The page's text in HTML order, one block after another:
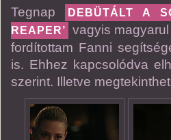
Tegnap
DEBÜTÁLT A
REAPER’
vagyis
fordítottam Fanni
is. Ehhez kapcsolódva
szerint. Illetve